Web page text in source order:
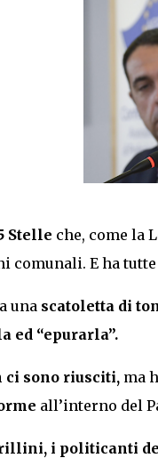
Stelle che, come la
comunali. E ha
una scatoletta di
ed “epurarla”.
ci sono riusciti,ma
all’interno del
i politicanti